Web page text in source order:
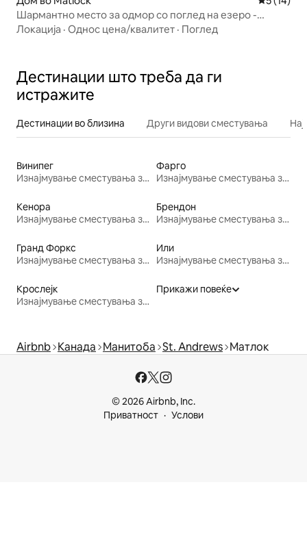
Шармантно место за одмор со поглед на езеро -
погодно за миленичиња!
Локација · Однос цена/квалитет · Поглед
Дестинации што треба да ги
истражите
Дестинации во близина Други видови сместувања
Винипег
Изнајмување сместувања за одмор
Фарго
Изнајмување сместувања за одмор
Кенора
Изнајмување сместувања за одмор
Брендон
Изнајмување сместувања за одмор
Гранд Форкс
Изнајмување сместувања за одмор
Или
Изнајмување сместувања за одмор
Крослејк
Изнајмување сместувања за одмор
Прикажи повеќе
Airbnb Канада Манитоба St. Andrews Матлок
© 2026 Airbnb, Inc.
Приватност
Услови